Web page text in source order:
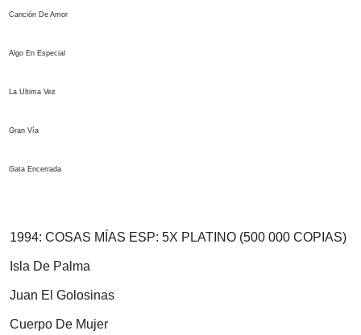
Canción De Amor
Algo En Especial
La Ultima Vez
Gran Vía
Gata Encerrada
1994: COSAS MÍAS ESP: 5X PLATINO (500 000 COPIAS)
Isla De Palma
Juan El Golosinas
Cuerpo De Mujer